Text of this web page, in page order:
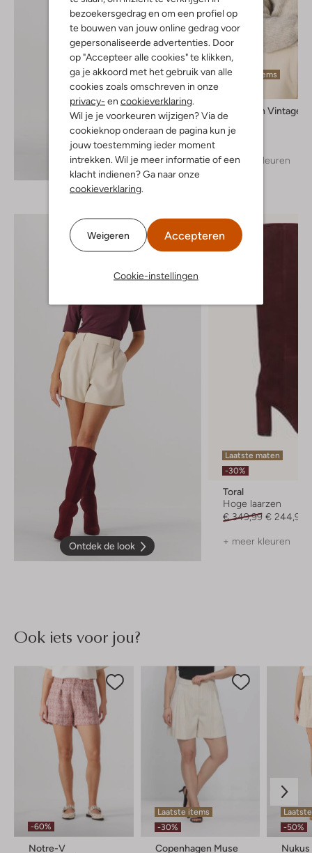
bezoekersgedrag en om een profiel op
te bouwen van jouw online gedrag voor
gepersonaliseerde advertenties. Door
op "Accepteer alle cookies" te klikken,
ga je akkoord met het gebruik van alle
cookies zoals omschreven in onze
privacy- en cookieverklaring.
Wil je je voorkeuren wijzigen? Via de
cookieknop onderaan de pagina kun je
jouw toestemming ieder moment
intrekken. Wil je meer informatie of een
klacht indienen? Ga naar onze
cookieverklaring.
Weigeren Accepteren
Cookie-instellingen
Ontdek de look
Laatste items
American Vintage
Trui
€ 134,99
+ meer kleuren
Ontdek de look
Laatste maten
-30%
Toral
Hoge laarzen
€ 349,99 € 244,99
+ meer kleuren
Ook iets voor jou?
-60%
Notre-V
Laatste items
-30%
Copenhagen Muse
-50%
Nukus